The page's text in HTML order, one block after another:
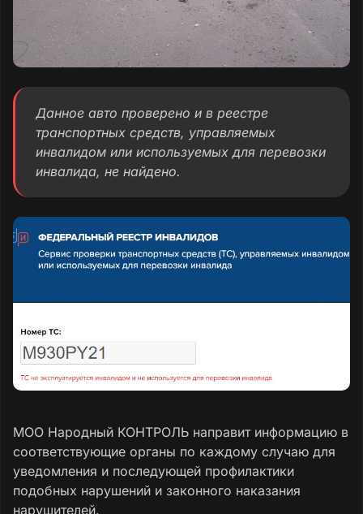
Данное авто проверено и в реестре
транспортных средств, управляемых
инвалидом или используемых для перевозки
инвалида, не найдено.
МОО Народный КОНТРОЛЬ направит информацию в
соответствующие органы по каждому случаю для
уведомления и последующей профилактики
подобных нарушений и законного наказания
нарушителей.